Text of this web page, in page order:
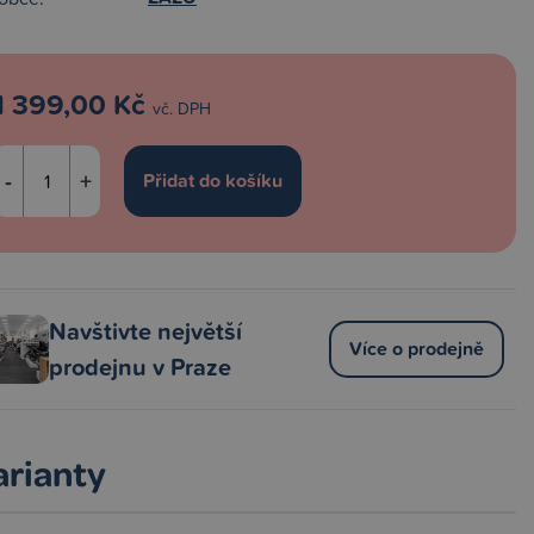
399,00 Kč vč. DPH
- +
Navštivte největší
prodejnu v Praze
Více o prodejně